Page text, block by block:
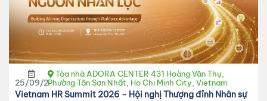
25/09/2026
Tòa nhà ADORA CENTER 431 Hoàng Văn Thụ,
Phường Tân Sơn Nhất, Ho Chi Minh City, Vietnam
Vietnam HR Summit 2026 - Hội nghị Thượng đỉnh Nhân sự